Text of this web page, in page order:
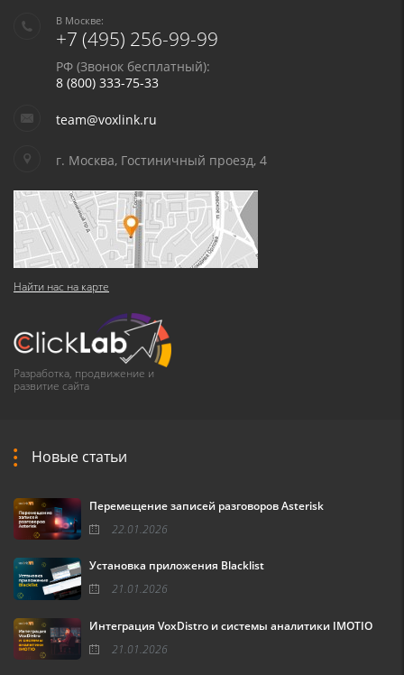
В Москве:
+7 (495) 256-99-99
РФ (Звонок бесплатный):
8 (800) 333-75-33
team@voxlink.ru
г. Москва, Гостиничный проезд, 4
Найти нас на карте
Разработка, продвижение и
развитие сайта
Новые статьи
Перемещение записей разговоров Asterisk
22.01.2026
Установка приложения Blacklist
21.01.2026
Интеграция VoxDistro и системы аналитики IMOTIO
21.01.2026